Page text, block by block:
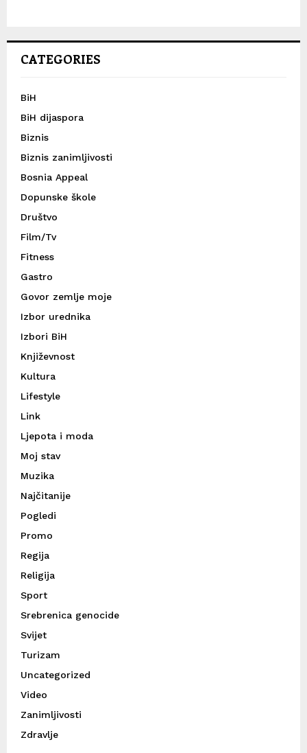
CATEGORIES
BiH
BiH dijaspora
Biznis
Biznis zanimljivosti
Bosnia Appeal
Dopunske škole
Društvo
Film/Tv
Fitness
Gastro
Govor zemlje moje
Izbor urednika
Izbori BiH
Književnost
Kultura
Lifestyle
Link
Ljepota i moda
Moj stav
Muzika
Najčitanije
Pogledi
Promo
Regija
Religija
Sport
Srebrenica genocide
Svijet
Turizam
Uncategorized
Video
Zanimljivosti
Zdravlje